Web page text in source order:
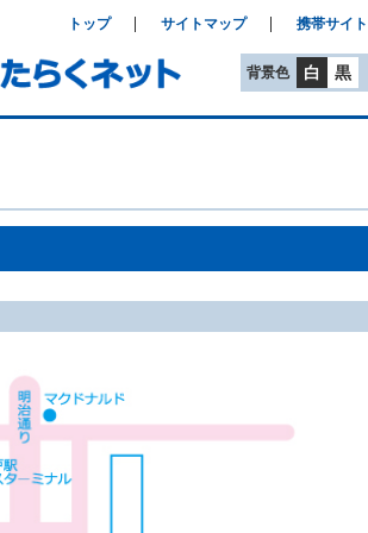
背景色 白 黒
トップ サイトマップ 携帯サイト